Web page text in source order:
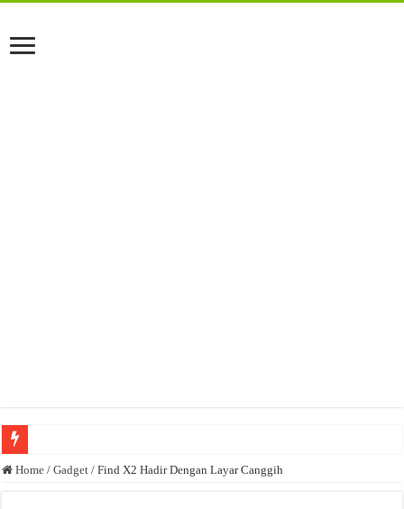
Anda butuh promosi usaha? Kontak ke Email redaksi@bisnisnasional.com
Home / Gadget / Find X2 Hadir Dengan Layar Canggih